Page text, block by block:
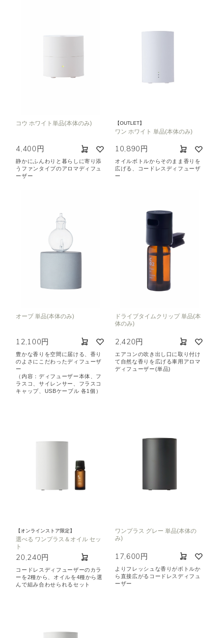
コウ ホワイト単品(本体のみ)
4,400円
静かにふんわりと暮らしに寄り添
うファンタイプのアロマディフュ
ーザー
【OUTLET】
ワン ホワイト 単品(本体のみ)
10,890円
オイルボトルからそのまま香りを
広げる、コードレスディフューザ
ー
オーブ 単品(本体のみ)
12,100円
豊かな香りを空間に届ける、香り
のよさにこだわったディフューザ
ー
（内容：ディフューザー本体、フ
ラスコ、サイレンサー、フラスコ
キャップ、USBケーブル 各1個）
ドライブタイムクリップ 単品(本
体のみ)
2,420円
エアコンの吹き出し口に取り付け
て自然な香りを広げる車用アロマ
ディフューザー(単品)
【オンラインストア限定】
選べる ワンプラス＆オイル セッ
ト
20,240円
コードレスディフューザーのカラ
ーを2種から、オイルを4種から選
んで組み合わせられるセット
ワンプラス グレー 単品(本体の
み)
17,600円
よりフレッシュな香りがボトルか
ら直接広がるコードレスディフュ
ーザー